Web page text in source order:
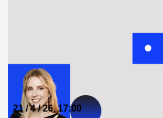
21 / 4 / 26, 17:00